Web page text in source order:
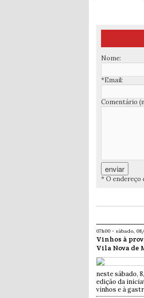
Nome:
*Email:
Comentário
* O endereço
07h00 - sábado,
Vinhos à
Vila Nova de
neste sábado,
edição da
vinhos e à